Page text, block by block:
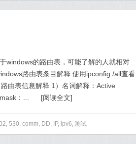
windows的路由表，可能了解的人就相对
路由表条目解释 使用ipconfig /all查看
由表信息解释 1）名词解释：Active
：...
[阅读全文]
, 530, comm, DD, IP, ipv6, 测试